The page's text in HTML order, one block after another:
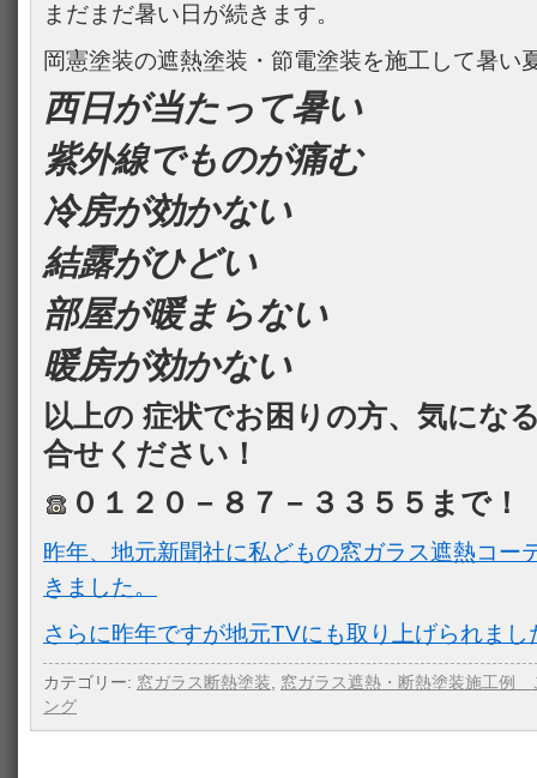
まだまだ暑い日が続きます。
岡憲塗装の遮熱塗装・節電塗装を施工して暑い
西日が当たって暑い
紫外線でものが痛む
冷房が効かない
結露がひどい
部屋が暖まらない
暖房が効かない
以上の 症状でお困りの方、気にな
合せください！
０１２０－８７－３３５５まで！
昨年、地元新聞社に私どもの窓ガラス遮熱コー
きました。
さらに昨年ですが地元TVにも取り上げられまし
カテゴリー: 窓ガラス断熱塗装
窓ガラス遮熱・断熱塗装施工例
ング